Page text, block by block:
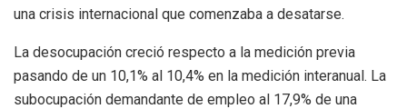
una crisis internacional que comenzaba a desatarse.
La desocupación creció respecto a la medición previa
pasando de un 10,1% al 10,4% en la medición interanual. La
subocupación demandante de empleo al 17,9% de una